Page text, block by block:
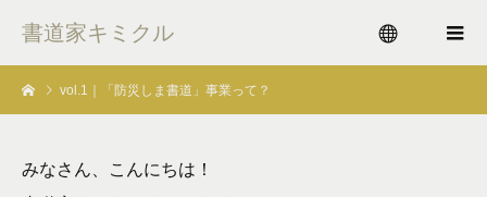
書道家キミクル
vol.1｜「防災しま書道」事業って？
みなさん、こんにちは！